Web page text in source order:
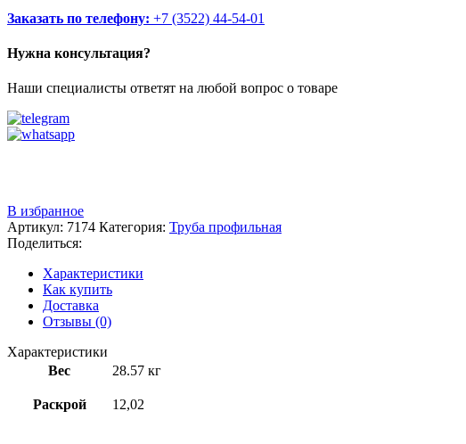
Заказать по телефону: +7 (3522) 44-54-01
Нужна консультация?
Наши специалисты ответят на любой вопрос о товаре
В избранное
Артикул: 7174 Категория: Труба профильная
Поделиться:
Характеристики
Как купить
Доставка
Отзывы (0)
Характеристики
Вес
28.57 кг
Раскрой 12,02